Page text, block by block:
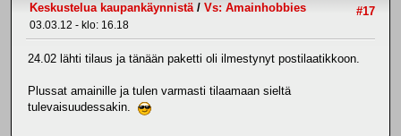
#17
Keskustelua kaupankäynnistä / Vs: Amainhobbies
03.03.12 - klo: 16.18
24.02 lähti tilaus ja tänään paketti oli ilmestynyt postilaatikkoon.
Plussat amainille ja tulen varmasti tilaamaan sieltä
tulevaisuudessakin.